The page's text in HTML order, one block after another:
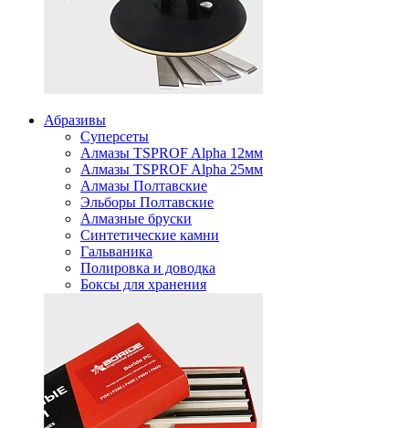
Абразивы
Суперсеты
Алмазы TSPROF Alpha 12мм
Алмазы TSPROF Alpha 25мм
Алмазы Полтавские
Эльборы Полтавские
Алмазные бруски
Синтетические камни
Гальваника
Полировка и доводка
Боксы для хранения